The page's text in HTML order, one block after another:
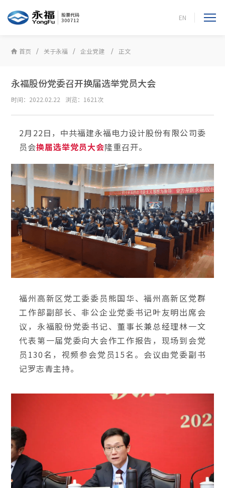
EN
首页 关于永福 企业党建 正文
永福股份党委召开换届选举党员大会
时间：2022.02.22 浏览：1621次
2月22日，中共福建永福电力设计股份有限公司委
员会换届选举党员大会隆重召开。
福州高新区党工委委员熊国华、福州高新区党群
工作部副部长、非公企业党委书记叶友明出席会
议，永福股份党委书记、董事长兼总经理林一文
代表第一届党委向大会作工作报告，现场到会党
员130名，视频参会党员15名。会议由党委副书
记罗志青主持。